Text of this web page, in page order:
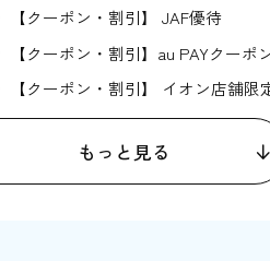
【クーポン・割引】 JAF優待
【クーポン・割引】au PAYクーポ
【クーポン・割引】 イオン店舗限
【クーポン・割引】ベネフィットス
現在配信がないまたは終了した主
もっと見る